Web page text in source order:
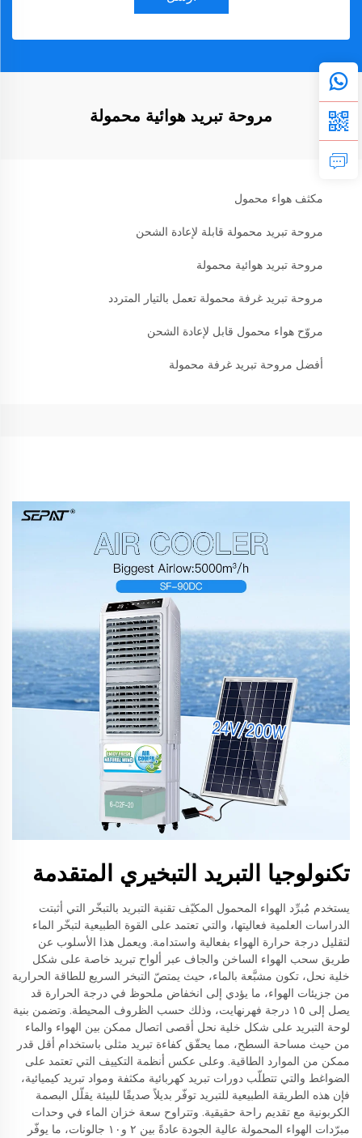
مروحة تبريد هوائية محمولة
مكثف هواء محمول
مروحة تبريد محمولة قابلة لإعادة الشحن
مروحة تبريد هوائية محمولة
مروحة تبريد غرفة محمولة تعمل بالتيار المتردد
مروّح هواء محمول قابل لإعادة الشحن
أفضل مروحة تبريد غرفة محمولة
تكنولوجيا التبريد التبخيري المتقدمة
يستخدم مُبرِّد الهواء المحمول المكيّف تقنية التبريد بالتبخّر التي أثبتت
الدراسات العلمية فعاليتها، والتي تعتمد على القوة الطبيعية لتبخّر الماء
لتقليل درجة حرارة الهواء بفعالية واستدامة. ويعمل هذا الأسلوب عن
طريق سحب الهواء الساخن والجاف عبر ألواح تبريد خاصة على شكل
خلية نحل، تكون مشبَّعة بالماء، حيث يمتصّ التبخر السريع للطاقة الحرارية
من جزيئات الهواء، ما يؤدي إلى انخفاض ملحوظ في درجة الحرارة قد
يصل إلى ١٥ درجة فهرنهايت، وذلك حسب الظروف المحيطة. وتضمن بنية
لوحة التبريد على شكل خلية نحل أقصى اتصال ممكن بين الهواء والماء
من حيث مساحة السطح، مما يحقّق كفاءة تبريد مثلى باستخدام أقل قدر
ممكن من الموارد الطاقية. وعلى عكس أنظمة التكييف التي تعتمد على
الضواغط والتي تتطلّب دورات تبريد كهربائية مكثفة ومواد تبريد كيميائية،
فإن هذه الطريقة الطبيعية للتبريد توفّر بديلاً صديقًا للبيئة يقلّل البصمة
الكربونية مع تقديم راحة حقيقية. وتتراوح سعة خزان الماء في وحدات
مبرّدات الهواء المحمولة عالية الجودة عادةً بين ٢ و١٠ جالونات، ما يوفّر